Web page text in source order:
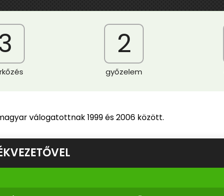
2
győzelem
válogatottnak 1999 és 2006 között.